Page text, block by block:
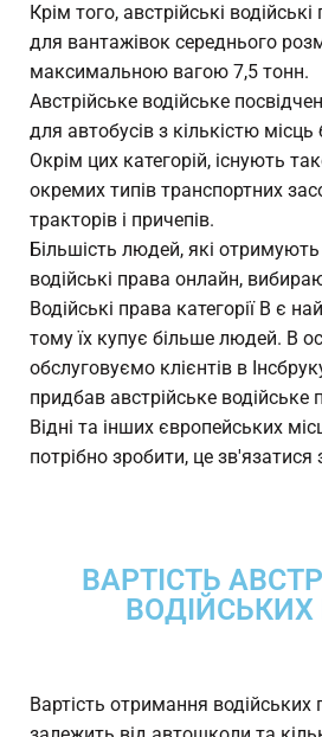
Крім того, австрійські
для вантажівок середнього
максимальною вагою 7,5 тонн.
Австрійське водійське
для автобусів з кількістю
Окрім цих категорій, існують
окремих типів транспортних
тракторів і причепів.
Більшість людей, які отримують
водійські права онлайн,
Водійські права категорії B є
тому їх купує більше людей. В
обслуговуємо клієнтів в
придбав австрійське водійське
Відні та інших європейських
потрібно зробити, це зв'язатися
ВАРТІСТЬ
ВОДІЙСЬКИХ
Вартість отримання водійських